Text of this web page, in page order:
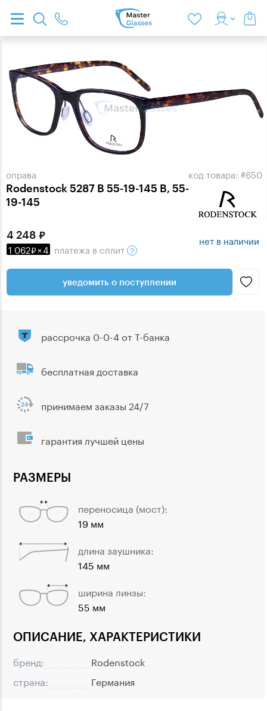
оправа
Rodenstock 5287 B 55-19-145 B, 55-
19-145
код товара: #650
4 248
1 062 ×4 платежа в сплит
нет в наличии
уведомить о поступлении
ОПИСАНИЕ, ХАРАКТЕРИСТИКИ
бренд:
Rodenstock
страна:
Германия
РАЗМЕРЫ
переносица (мост):
19 мм
длина заушника:
145 мм
ширина линзы:
55 мм
рассрочка 0-0-4 от Т-банка
бесплатная доставка
принимаем заказы 24/7
гарантия лучшей цены